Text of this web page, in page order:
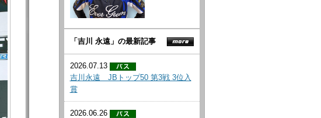
「吉川 永遠」の最新記事
2026.07.13
吉川永遠 JBトップ50 第3戦 3位入
賞
2026.06.26